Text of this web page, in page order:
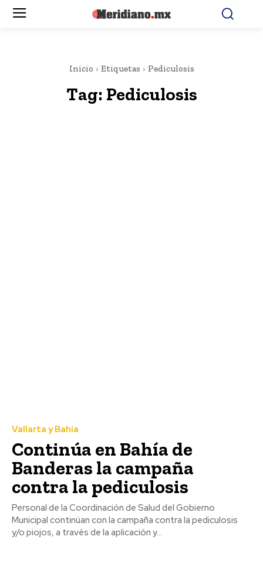
Inicio Etiquetas Pediculosis
Tag: Pediculosis
Vallarta y Bahía
Continúa en Bahía de
Banderas la campaña
contra la pediculosis
Personal de la Coordinación de Salud del Gobierno
Municipal continúan con la campaña contra la pediculosis
y/o piojos, a través de la aplicación y...